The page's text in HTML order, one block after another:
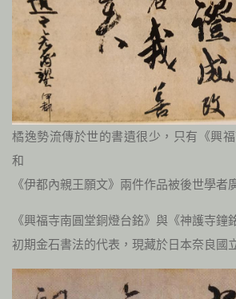
橘逸勢流傳於世的書遺很少，只有《興福
和
《伊都內親王願文》兩件作品被後世學者
《興福寺南圓堂銅燈台銘》與《神護寺鐘
初期金石書法的代表，現藏於日本奈良國